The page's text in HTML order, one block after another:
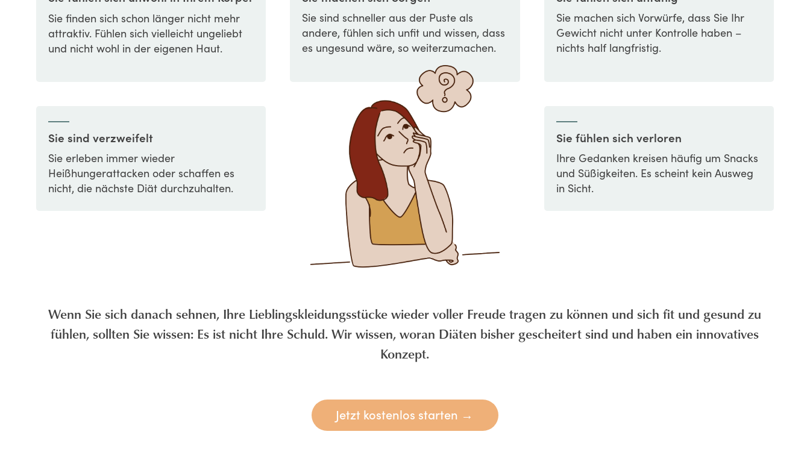
Sie finden sich schon länger nicht mehr
attraktiv. Fühlen sich vielleicht ungeliebt
und nicht wohl in der eigenen Haut.
Sie sind verzweifelt
Sie erleben immer wieder
Heißhungerattacken oder schaffen es
nicht, die nächste Diät durchzuhalten.
Sie sind schneller aus der Puste als
andere, fühlen sich unfit und wissen, dass
es ungesund wäre, so weiterzumachen.
Sie machen sich Vorwürfe, dass Sie Ihr
Gewicht nicht unter Kontrolle haben –
nichts half langfristig.
Sie fühlen sich verloren
Ihre Gedanken kreisen häufig um Snacks
und Süßigkeiten. Es scheint kein Ausweg
in Sicht.
Wenn Sie sich danach sehnen, Ihre Lieblingskleidungsstücke wieder voller Freude tragen zu können und sich fit und gesund zu
fühlen, sollten Sie wissen: Es ist nicht Ihre Schuld. Wir wissen, woran Diäten bisher gescheitert sind und haben ein innovatives
Konzept.
Jetzt kostenlos starten →